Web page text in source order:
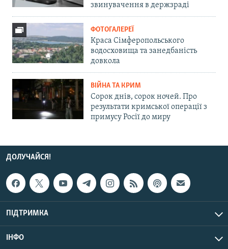
звинувачення в держзраді
ФОТОГАЛЕРЕЇ
Краса Сімферопольського
водосховища та занедбаність
довкола
ВІЙНА ТА КРИМ
Сорок днів, сорок ночей. Про
результати кримської операції з
примусу Росії до миру
ДОЛУЧАЙСЯ!
ПІДТРИМКА
ІНФО